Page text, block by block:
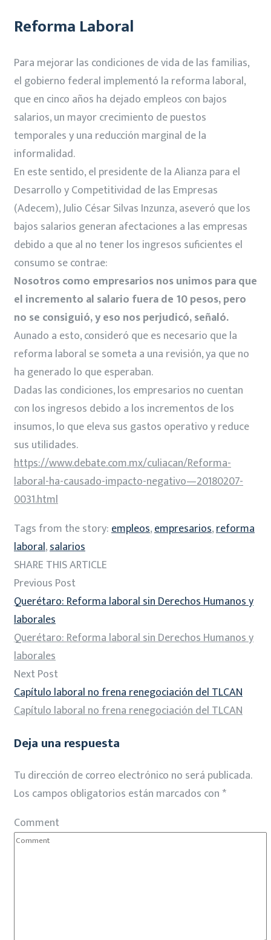
Reforma Laboral
Para mejorar las condiciones de vida de las familias,
el gobierno federal implementó la reforma laboral,
que en cinco años ha dejado empleos con bajos
salarios, un mayor crecimiento de puestos
temporales y una reducción marginal de la
informalidad.
En este sentido, el presidente de la Alianza para el
Desarrollo y Competitividad de las Empresas
(Adecem), Julio César Silvas Inzunza, aseveró que los
bajos salarios generan afectaciones a las empresas
debido a que al no tener los ingresos suficientes el
consumo se contrae:
Nosotros como empresarios nos unimos para que
el incremento al salario fuera de 10 pesos, pero
no se consiguió, y eso nos perjudicó, señaló.
Aunado a esto, consideró que es necesario que la
reforma laboral se someta a una revisión, ya que no
ha generado lo que esperaban.
Dadas las condiciones, los empresarios no cuentan
con los ingresos debido a los incrementos de los
insumos, lo que eleva sus gastos operativo y reduce
sus utilidades.
https://www.debate.com.mx/culiacan/Reforma-
laboral-ha-causado-impacto-negativo—20180207-
0031.html
Tags from the story:empleos,empresarios,reforma
laboral,salarios
SHARE THIS ARTICLE
Previous Post
Querétaro: Reforma laboral sin Derechos Humanos y
laborales
Querétaro: Reforma laboral sin Derechos Humanos y
laborales
Next Post
Capítulo laboral no frena renegociación del TLCAN
Capítulo laboral no frena renegociación del TLCAN
Deja una respuesta
Tu dirección de correo electrónico no será publicada.
Los campos obligatorios están marcados con *
Comment